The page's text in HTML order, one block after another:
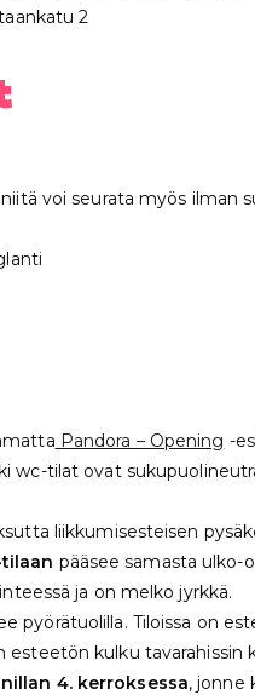
2
voi seurata myös ilman
Pandora – Opening -
wc-tilat ovat
liikkumisesteisen
pääsee samasta ulko-
ja on melko jyrkkä.
pyörätuolilla. Tiloissa on
esteetön kulku tavarahissin
4. kerroksessa, jonne